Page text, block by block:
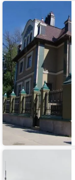
Гостиница